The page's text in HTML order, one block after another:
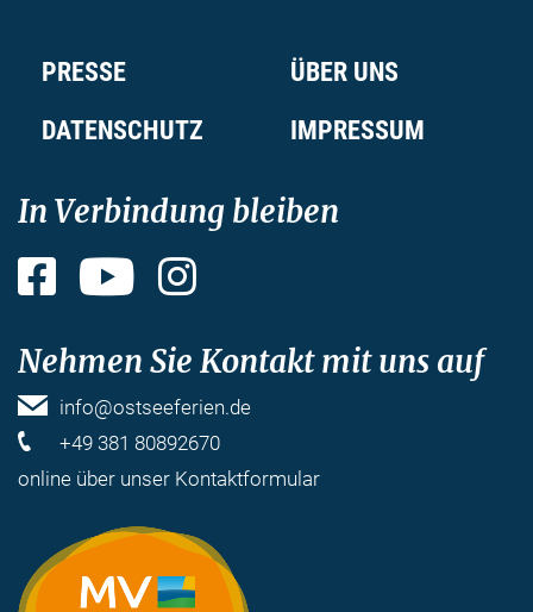
PRESSE
ÜBER UNS
DATENSCHUTZ
IMPRESSUM
In Verbindung bleiben
Facebook YouTube
Nehmen Sie Kontakt mit uns auf
info@ostseeferien.de
+49 381 80892670
online über unser Kontaktformular